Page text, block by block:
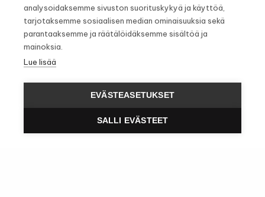
Sinikalliontie 18 A
02630 Espoo
analysoidaksemme sivuston suorituskykyä ja käyttöä,
tarjotaksemme sosiaalisen median ominaisuuksia sekä
parantaaksemme ja räätälöidäksemme sisältöä ja
mainoksia.
Lue lisää
EVÄSTEASETUKSET
SALLI EVÄSTEET